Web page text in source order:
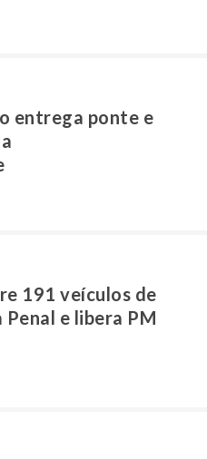
entrega ponte e
191 veículos de
e libera PM